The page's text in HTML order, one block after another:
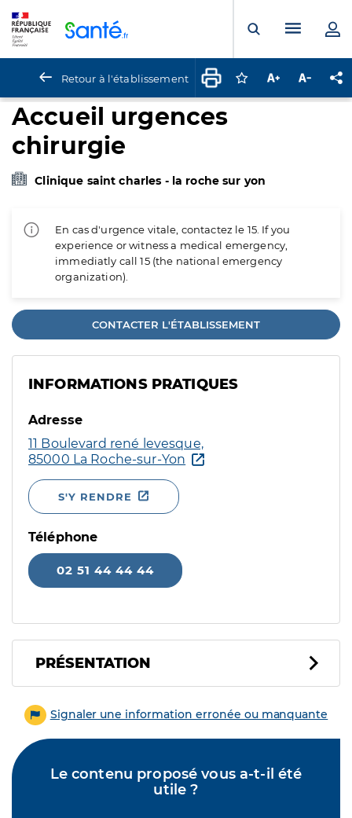
Ouvrir laMenu
Retour à l'établissement Connectez-vous
Augmenter la
Accueil urgences
chirurgie
Clinique saint charles - la roche sur yon
En cas d'urgence vitale, contactez le 15. If you
experience or witness a medical emergency,
immediatly call 15 (the national emergency
organization).
CONTACTER L'ÉTABLISSEMENT
INFORMATIONS PRATIQUES
Adresse
11 Boulevard rené levesque,
85000 La Roche-sur-Yon
S'Y RENDRE
Téléphone
02 51 44 44 44
PRÉSENTATION
Signaler une information erronée ou manquante
Le contenu proposé vous a-t-il été
utile ?